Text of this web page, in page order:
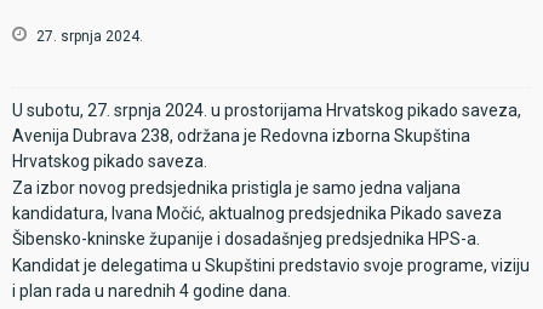
27. srpnja 2024.
U subotu, 27. srpnja 2024. u prostorijama Hrvatskog pikado saveza,
Avenija Dubrava 238, održana je Redovna izborna Skupština
Hrvatskog pikado saveza.
Za izbor novog predsjednika pristigla je samo jedna valjana
kandidatura, Ivana Močić, aktualnog predsjednika Pikado saveza
Šibensko-kninske županije i dosadašnjeg predsjednika HPS-a.
Kandidat je delegatima u Skupštini predstavio svoje programe, viziju
i plan rada u narednih 4 godine dana.